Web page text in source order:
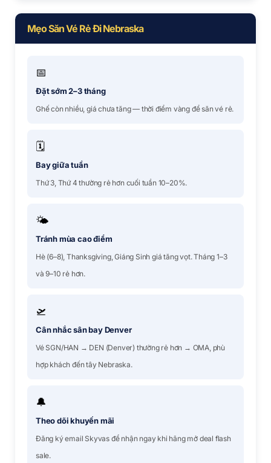
Mẹo Săn Vé Rẻ Đi Nebraska
📅
Đặt sớm 2–3 tháng
Ghế còn nhiều, giá chưa tăng — thời điểm vàng để săn vé rẻ.
🗓
Bay giữa tuần
Thứ 3, Thứ 4 thường rẻ hơn cuối tuần 10–20%.
🌤
Tránh mùa cao điểm
Hè (6–8), Thanksgiving, Giáng Sinh giá tăng vọt. Tháng 1–3
và 9–10 rẻ hơn.
🛫
Cân nhắc sân bay Denver
Vé SGN/HAN → DEN (Denver) thường rẻ hơn → OMA, phù
hợp khách đến tây Nebraska.
🔔
Theo dõi khuyến mãi
Đăng ký email Skyvas để nhận ngay khi hãng mở deal flash
sale.